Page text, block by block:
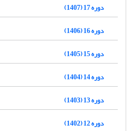
دوره 17 (1407)
دوره 16 (1406)
دوره 15 (1405)
دوره 14 (1404)
دوره 13 (1403)
دوره 12 (1402)